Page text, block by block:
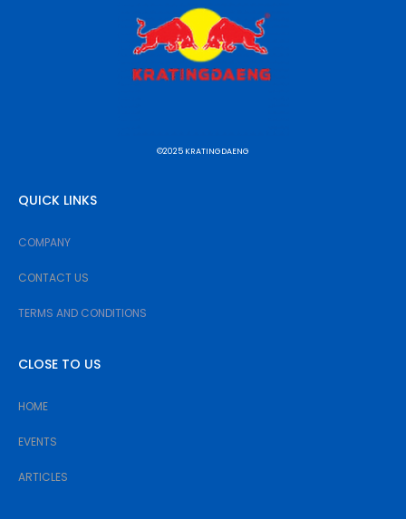
©2025 KRATINGDAENG
QUICK LINKS
COMPANY
CONTACT US
TERMS AND CONDITIONS
CLOSE TO US
HOME
EVENTS
ARTICLES